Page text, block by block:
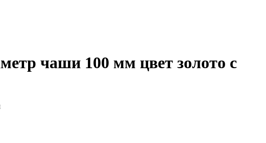
чаши 100 мм цвет золото с